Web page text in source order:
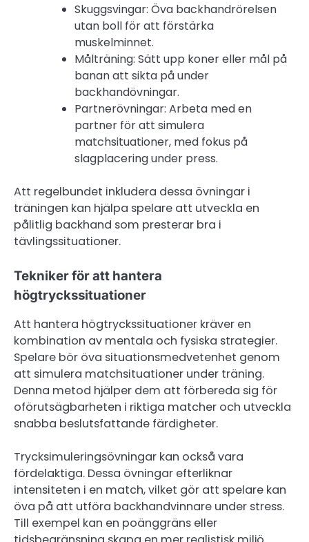
Skuggsvingar: Öva backhandrörelsen
utan boll för att förstärka
muskelminnet.
Målträning: Sätt upp koner eller mål på
banan att sikta på under
backhandövningar.
Partnerövningar: Arbeta med en
partner för att simulera
matchsituationer, med fokus på
slagplacering under press.
Att regelbundet inkludera dessa övningar i
träningen kan hjälpa spelare att utveckla en
pålitlig backhand som presterar bra i
tävlingssituationer.
Tekniker för att hantera
högtryckssituationer
Att hantera högtryckssituationer kräver en
kombination av mentala och fysiska strategier.
Spelare bör öva situationsmedvetenhet genom
att simulera matchsituationer under träning.
Denna metod hjälper dem att förbereda sig för
oförutsägbarheten i riktiga matcher och utveckla
snabba beslutsfattande färdigheter.
Trycksimuleringsövningar kan också vara
fördelaktiga. Dessa övningar efterliknar
intensiteten i en match, vilket gör att spelare kan
öva på att utföra backhandvinnare under stress.
Till exempel kan en poänggräns eller